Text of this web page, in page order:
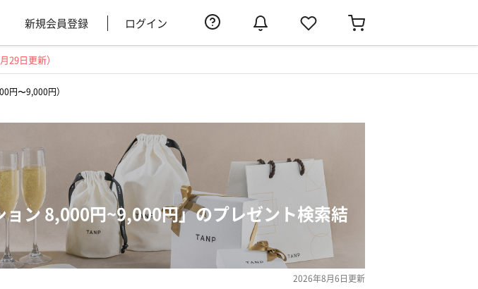
新規会員登録 ログイン
29日更新）
円〜9,000円）
ョン 8,000円~9,000円」のプレゼント検索結
2026年8月6日更新